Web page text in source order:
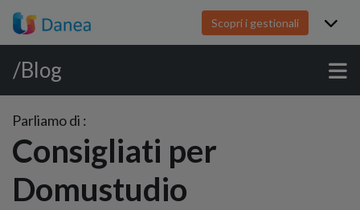
Scopri i gestionali
/Blog
Parliamo di :
Consigliati per
Domustudio